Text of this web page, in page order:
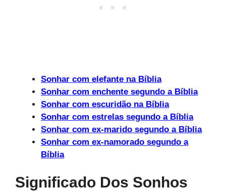
Sonhar com elefante na Bíblia
Sonhar com enchente segundo a Bíblia
Sonhar com escuridão na Bíblia
Sonhar com estrelas segundo a Bíblia
Sonhar com ex-marido segundo a Bíblia
Sonhar com ex-namorado segundo a
Bíblia
Significado Dos Sonhos